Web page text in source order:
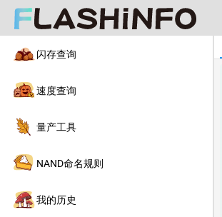
闪存查询
速度查询
量产工具
NAND命名规则
我的历史